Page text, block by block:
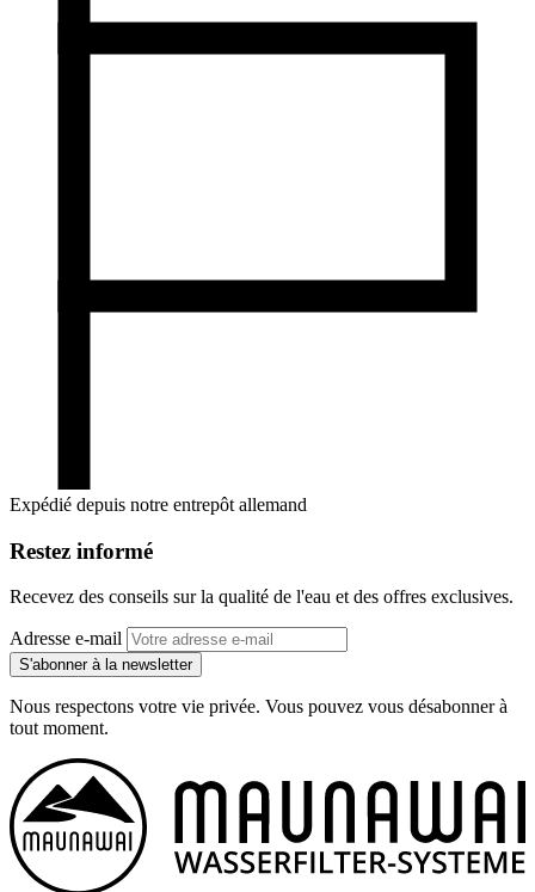
Expédié depuis notre entrepôt allemand
Restez informé
Recevez des conseils sur la qualité de l'eau et des offres exclusives.
Adresse e-mail
S'abonner à la newsletter
Nous respectons votre vie privée. Vous pouvez vous désabonner à
tout moment.